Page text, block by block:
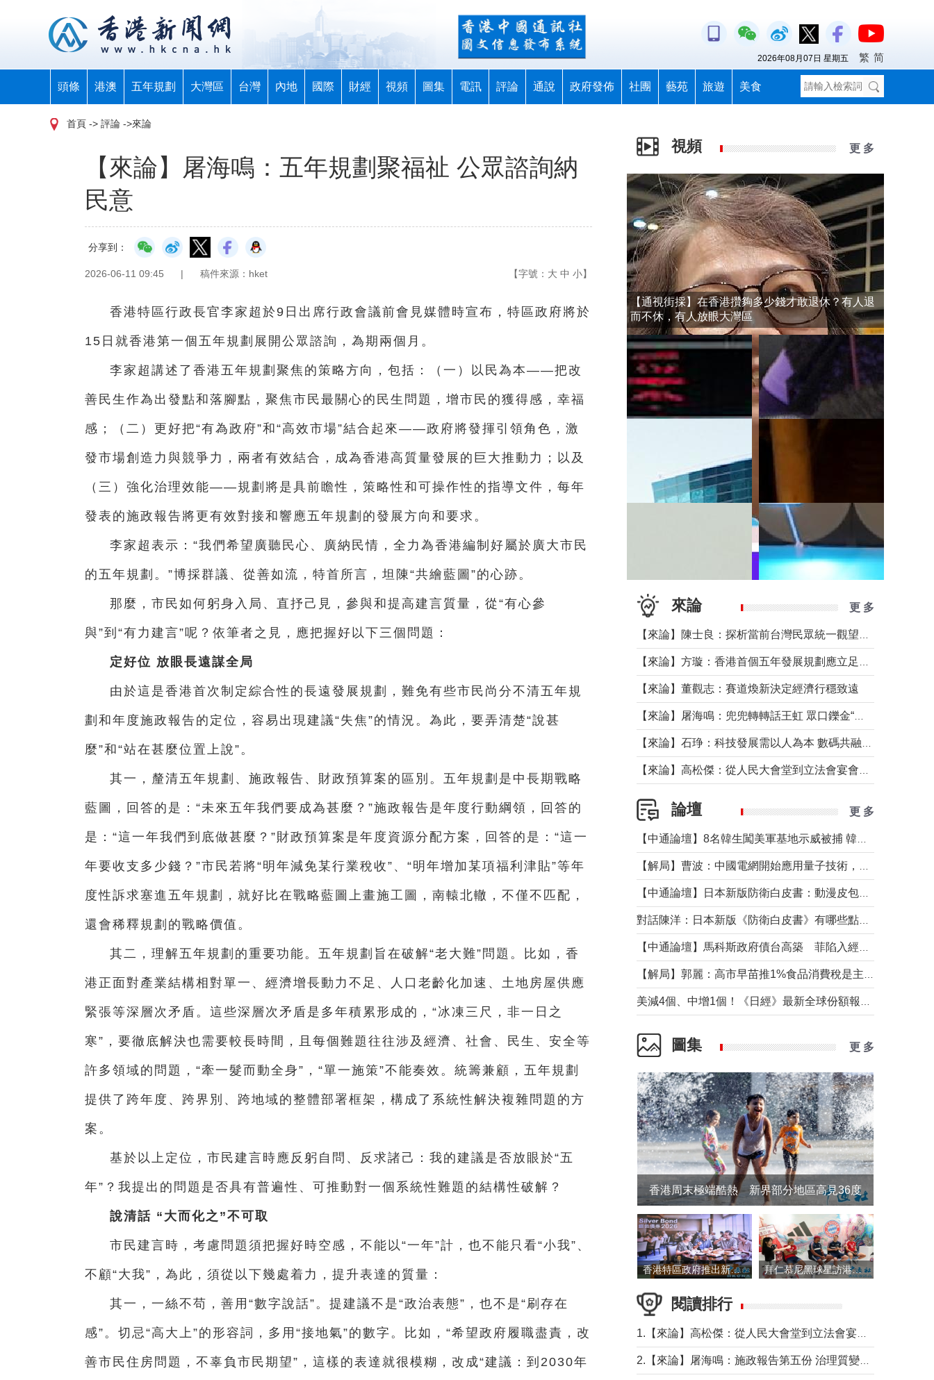
頭條 港澳 五年規劃 大灣區 台灣 內地 國際 財經 視頻 圖集 電訊 評論 通說 政府發佈 社團 藝苑 旅遊 美食
2026年08月07日 星期五 繁 简
首頁 -> 評論 ->來論
【來論】屠海鳴：五年規劃聚福祉 公眾諮詢納
民意
分享到：
2026-06-11 09:45 | 稿件來源：hket 【字號： 大 中 小】
香港特區行政長官李家超於9日出席行政會議前會見媒體時宣布，特區政府將於
15日就香港第一個五年規劃展開公眾諮詢，為期兩個月。
李家超講述了香港五年規劃聚焦的策略方向，包括：（一）以民為本——把改
善民生作為出發點和落腳點，聚焦市民最關心的民生問題，增市民的獲得感，幸福
感；（二）更好把“有為政府”和“高效市場”結合起來——政府將發揮引領角色，激
發市場創造力與競爭力，兩者有效結合，成為香港高質量發展的巨大推動力；以及
（三）強化治理效能——規劃將是具前瞻性，策略性和可操作性的指導文件，每年
發表的施政報告將更有效對接和響應五年規劃的發展方向和要求。
李家超表示：“我們希望廣聽民心、廣納民情，全力為香港編制好屬於廣大市民
的五年規劃。”博採群議、從善如流，特首所言，坦陳“共繪藍圖”的心跡。
那麼，市民如何躬身入局、直抒己見，參與和提高建言質量，從“有心參
與”到“有力建言”呢？依筆者之見，應把握好以下三個問題：
定好位 放眼長遠謀全局
由於這是香港首次制定綜合性的長遠發展規劃，難免有些市民尚分不清五年規
劃和年度施政報告的定位，容易出現建議“失焦”的情況。為此，要弄清楚“說甚
麼”和“站在甚麼位置上說”。
其一，釐清五年規劃、施政報告、財政預算案的區別。五年規劃是中長期戰略
藍圖，回答的是：“未來五年我們要成為甚麼？”施政報告是年度行動綱領，回答的
是：“這一年我們到底做甚麼？”財政預算案是年度資源分配方案，回答的是：“這一
年要收支多少錢？”市民若將“明年減免某行業稅收”、“明年增加某項福利津貼”等年
度性訴求塞進五年規劃，就好比在戰略藍圖上畫施工圖，南轅北轍，不僅不匹配，
還會稀釋規劃的戰略價值。
其二，理解五年規劃的重要功能。五年規劃旨在破解“老大難”問題。比如，香
港正面對產業結構相對單一、經濟增長動力不足、人口老齡化加速、土地房屋供應
緊張等深層次矛盾。這些深層次矛盾是多年積累形成的，“冰凍三尺，非一日之
寒”，要徹底解決也需要較長時間，且每個難題往往涉及經濟、社會、民生、安全等
許多領域的問題，“牽一髮而動全身”，“單一施策”不能奏效。統籌兼顧，五年規劃
提供了跨年度、跨界別、跨地域的整體部署框架，構成了系統性解決複雜問題的方
案。
基於以上定位，市民建言時應反躬自問、反求諸己：我的建議是否放眼於“五
年”？我提出的問題是否具有普遍性、可推動對一個系統性難題的結構性破解？
說清話 “大而化之”不可取
市民建言時，考慮問題須把握好時空感，不能以“一年”計，也不能只看“小我”、
不顧“大我”，為此，須從以下幾處着力，提升表達的質量：
其一，一絲不苟，善用“數字說話”。提建議不是“政治表態”，也不是“刷存在
感”。切忌“高大上”的形容詞，多用“接地氣”的數字。比如，“希望政府履職盡責，改
善市民住房問題，不辜負市民期望”，這樣的表達就很模糊，改成“建議：到2030年
視頻 更 多
【通視街採】在香港攢夠多少錢才敢退休？有人退
而不休，有人放眼大灣區
來論 更 多
【來論】董觀志：賽道煥新決定經濟行穩致遠
論壇 更 多
圖集 更 多
香港周末極端酷熱 新界部分地區高見36度
香港特區政府推出新一批銀色債券 每手1萬元保底息4.25厘 拜仁慕尼黑球星訪港 與球迷近距離互動
閱讀排行